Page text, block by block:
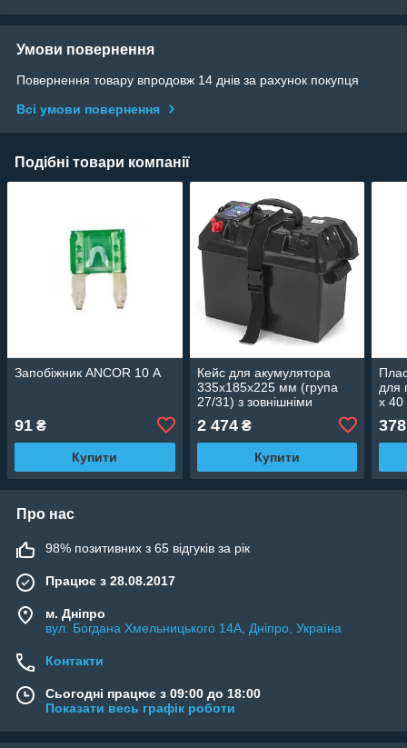
Умови повернення
Повернення товару впродовж 14 днів за рахунок покупця
Всі умови повернення
Подібні товари компанії
Запобіжник ANCOR 10 А
91 ₴
Купити
Кейс для акумулятора
335х185х225 мм (група
27/31) з зовнішніми
прикурювача
2 474₴
Купити
для
x 40
378
Про нас
98% позитивних з 65 відгуків за рік
Працює з 28.08.2017
м. Дніпро
вул. Богдана Хмельницького 14А, Дніпро, Україна
Контакти
Сьогодні працює з 09:00 до 18:00
Показати весь графік роботи